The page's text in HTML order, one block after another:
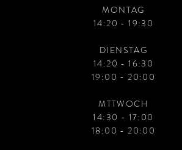
MONTAG
14:20 - 19:30
DIENSTAG
14:20 - 16:30
19:00 - 20:00
MTTWOCH
14:30 - 17:00
18:00 - 20:00